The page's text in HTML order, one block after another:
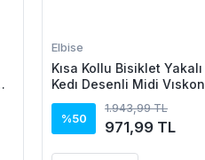
Elbise
Kısa Kollu Bisiklet Yakalı
Kedı Desenli Midi Vıskon
Elbise
%50
1.943,99 TL
971,99 TL